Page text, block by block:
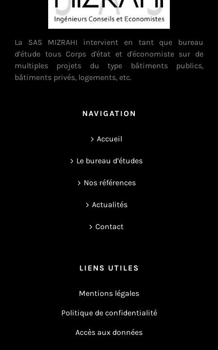
La SAS MIZRAHI intervient en tant que bureau
d’étude tous Corps d'état et d'économiste sur de
multiples projets du type bâtiments publics,
bâtiments privés, logements, etc.
NAVIGATION
Accueil
Le bureau d’études
Nos références
Actualités
Contact
LIENS UTILES
Mentions légales
Politique de confidentialité
Accès aux données